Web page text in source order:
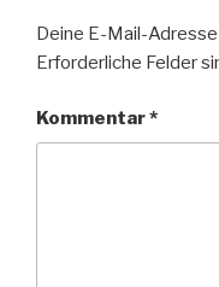
Deine E-Mail-
Erforderliche Felder
Kommentar*